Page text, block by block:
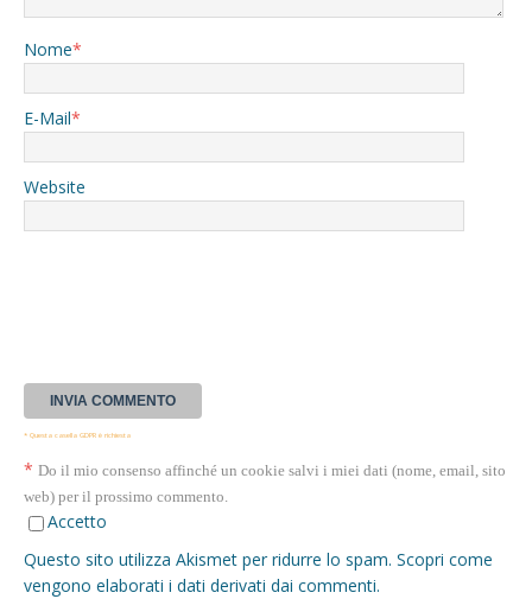
Nome*
E-Mail*
Website
* Questa casella GDPR è richiesta
* Do il mio consenso affinché un cookie salvi i miei dati (nome, email, sito
web) per il prossimo commento.
Accetto
Questo sito utilizza Akismet per ridurre lo spam. Scopri come
vengono elaborati i dati derivati dai commenti.